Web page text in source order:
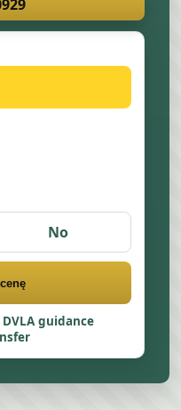
No
DVLA guidance